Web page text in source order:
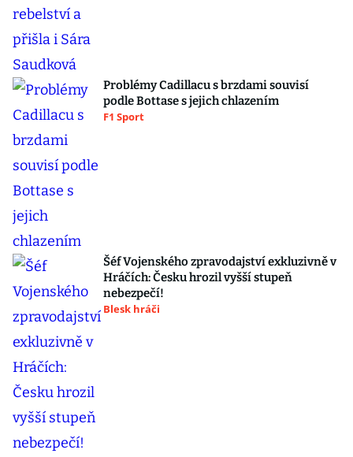
Problémy Cadillacu s brzdami souvisí
podle Bottase s jejich chlazením
F1 Sport
Šéf Vojenského zpravodajství exkluzivně v
Hráčích: Česku hrozil vyšší stupeň
nebezpečí!
Blesk hráči